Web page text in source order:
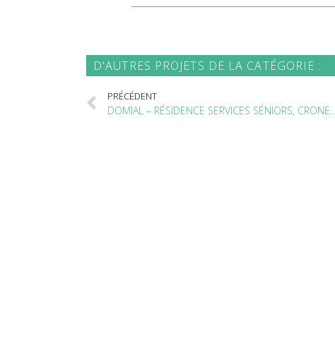
D'AUTRES PROJETS DE LA CATÉGORIE :
PRÉCÉDENT